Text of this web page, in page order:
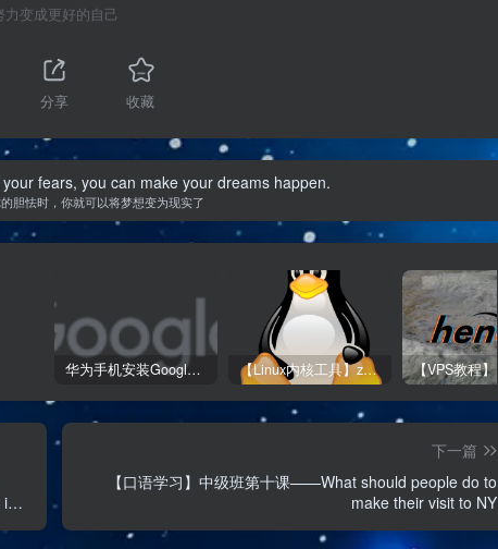
力变成更好的自己
分享 收藏
fears, you can make your dreams happen.
胆怯时，你就可以将梦想变为现实了
华为手机安装Google Play全教程 【Linux内核工具】zram的开启、挂载与使用
i
下一篇
【口语学习】中级班第十课——What should people do to
make their visit to NY